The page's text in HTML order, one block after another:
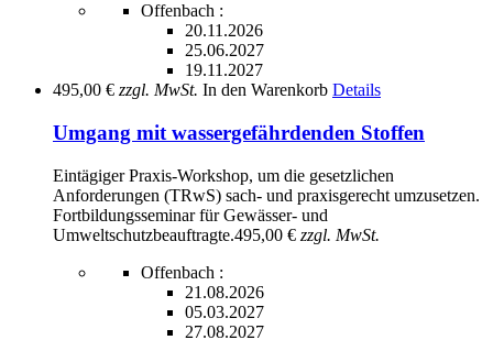
Offenbach :
20.11.2026
25.06.2027
19.11.2027
495,00 € zzgl. MwSt. In den Warenkorb Details
Umgang mit wassergefährdenden Stoffen
Eintägiger Praxis-Workshop, um die gesetzlichen
Anforderungen (TRwS) sach- und praxisgerecht umzusetzen.
Fortbildungsseminar für Gewässer- und
Umweltschutzbeauftragte.495,00 € zzgl. MwSt.
Offenbach :
21.08.2026
05.03.2027
27.08.2027